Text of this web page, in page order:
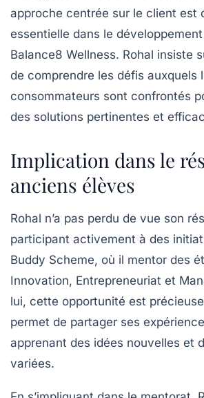
approche centrée sur le client est
essentielle dans le
Balance8 Wellness. Rohal insiste
de comprendre les défis auxquels
consommateurs sont confrontés
des solutions pertinentes et
Implication dans le
anciens élèves
Rohal n’a pas perdu de vue son
participant activement à des
Buddy Scheme, où il mentor des
Innovation, Entrepreneuriat et
lui, cette opportunité est
permet de partager ses
apprenant des idées nouvelles et
variées.